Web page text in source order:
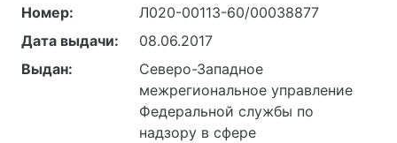
Номер:
Л020-00113-60/00038877
Дата выдачи:
08.06.2017
Выдан:
Северо-Западное
межрегиональное управление
Федеральной службы по
надзору в сфере